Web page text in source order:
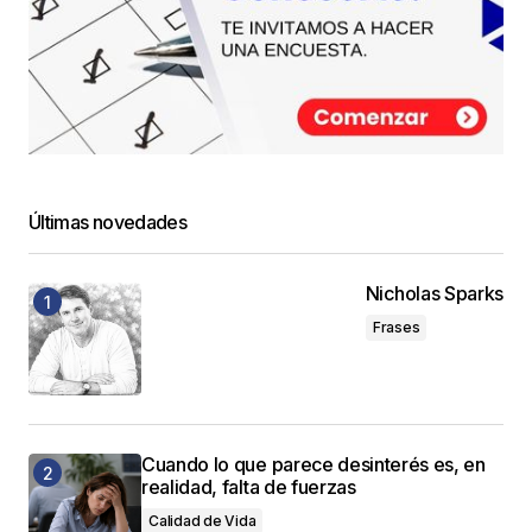
Últimas novedades
Nicholas Sparks
Frases
Cuando lo que parece desinterés es, en
realidad, falta de fuerzas
Calidad de Vida